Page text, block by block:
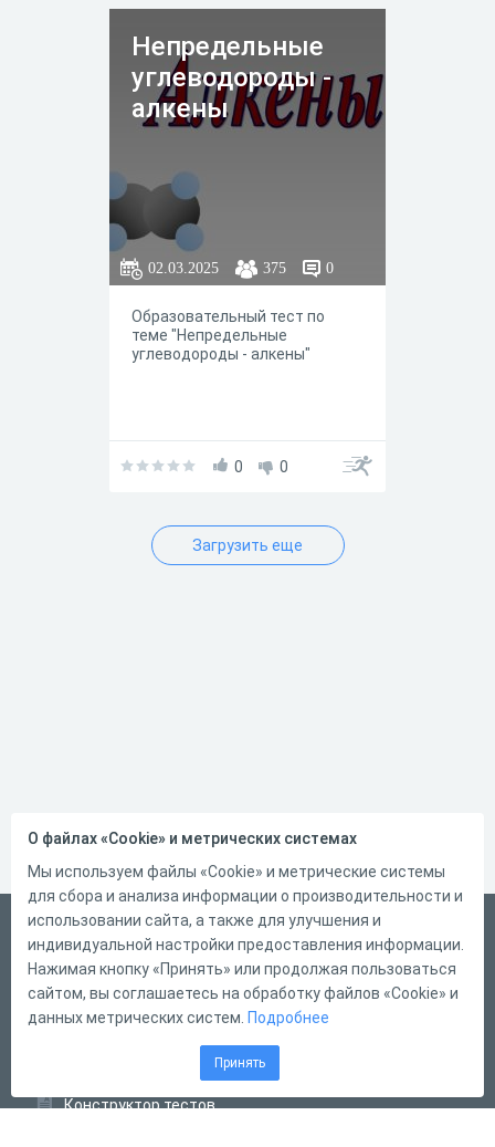
Непредельные
углеводороды -
алкены
02.03.2025 375 0
Образовательный тест по
теме "Непредельные
углеводороды - алкены"
0 0
Загрузить еще
Русский
Справка
Форма обратной связи
Конструктор тестов
О файлах «Cookie» и метрических системах
Мы используем файлы «Cookie» и метрические системы
для сбора и анализа информации о производительности и
использовании сайта, а также для улучшения и
индивидуальной настройки предоставления информации.
Нажимая кнопку «Принять» или продолжая пользоваться
сайтом, вы соглашаетесь на обработку файлов «Cookie» и
данных метрических систем. Подробнее
Принять